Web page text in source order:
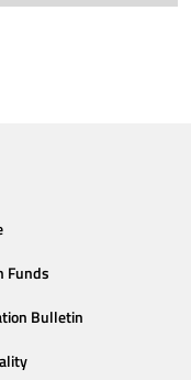
Funds
Bulletin